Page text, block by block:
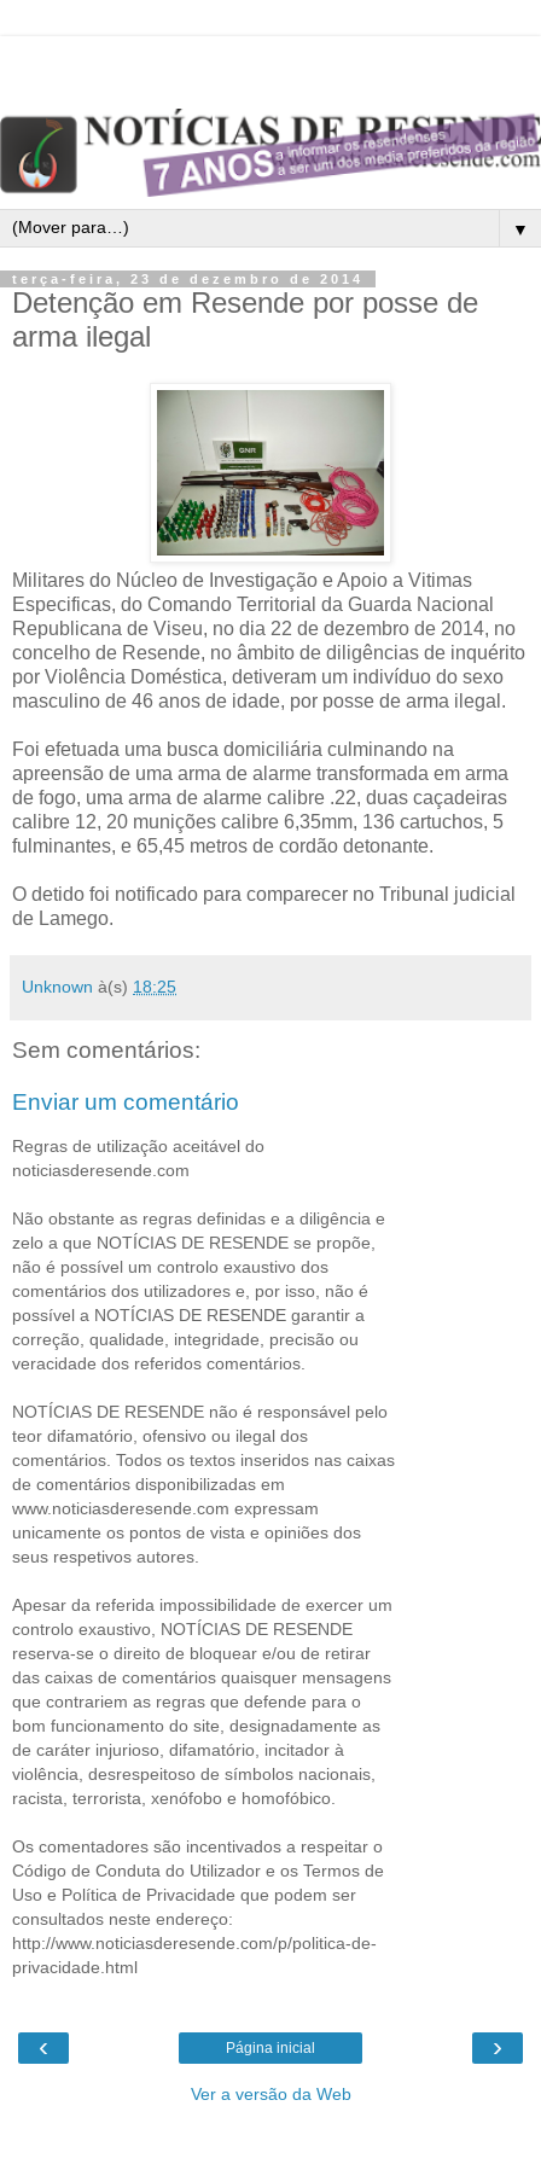
▼
terça-feira, 23 de dezembro de 2014
Detenção em Resende por posse de
arma ilegal
Militares do Núcleo de Investigação e Apoio a Vitimas
Especificas, do Comando Territorial da Guarda Nacional
Republicana de Viseu, no dia 22 de dezembro de 2014, no
concelho de Resende, no âmbito de diligências de inquérito
por Violência Doméstica, detiveram um indivíduo do sexo
masculino de 46 anos de idade, por posse de arma ilegal.
Foi efetuada uma busca domiciliária culminando na
apreensão de uma arma de alarme transformada em arma
de fogo, uma arma de alarme calibre .22, duas caçadeiras
calibre 12, 20 munições calibre 6,35mm, 136 cartuchos, 5
fulminantes, e 65,45 metros de cordão detonante.
O detido foi notificado para comparecer no Tribunal judicial
de Lamego.
Unknown à(s) 18:25
Sem comentários:
Enviar um comentário
Regras de utilização aceitável do
noticiasderesende.com
Não obstante as regras definidas e a diligência e
zelo a que NOTÍCIAS DE RESENDE se propõe,
não é possível um controlo exaustivo dos
comentários dos utilizadores e, por isso, não é
possível a NOTÍCIAS DE RESENDE garantir a
correção, qualidade, integridade, precisão ou
veracidade dos referidos comentários.
NOTÍCIAS DE RESENDE não é responsável pelo
teor difamatório, ofensivo ou ilegal dos
comentários. Todos os textos inseridos nas caixas
de comentários disponibilizadas em
www.noticiasderesende.com expressam
unicamente os pontos de vista e opiniões dos
seus respetivos autores.
Apesar da referida impossibilidade de exercer um
controlo exaustivo, NOTÍCIAS DE RESENDE
reserva-se o direito de bloquear e/ou de retirar
das caixas de comentários quaisquer mensagens
que contrariem as regras que defende para o
bom funcionamento do site, designadamente as
de caráter injurioso, difamatório, incitador à
violência, desrespeitoso de símbolos nacionais,
racista, terrorista, xenófobo e homofóbico.
Os comentadores são incentivados a respeitar o
Código de Conduta do Utilizador e os Termos de
Uso e Política de Privacidade que podem ser
consultados neste endereço:
http://www.noticiasderesende.com/p/politica-de-
privacidade.html
‹ ›
Página inicial
Ver a versão da Web